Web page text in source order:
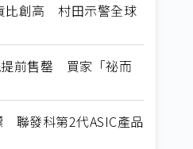
比創高 村田示警全球
前售罄 買家「祕而
聯發科第2代ASIC產品